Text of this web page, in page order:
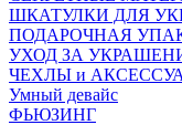
ШКАТУЛКИ ДЛЯ
ПОДАРОЧНАЯ
УХОД ЗА
ЧEХЛЫ и
Умный девайс
ФЬЮЗИНГ